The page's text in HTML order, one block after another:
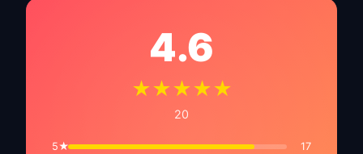
4.6
★★★★★
20
5★
17